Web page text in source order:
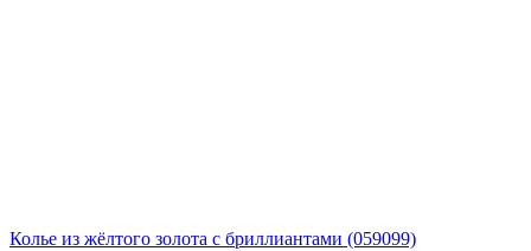
Колье из жёлтого золота с бриллиантами (059099)